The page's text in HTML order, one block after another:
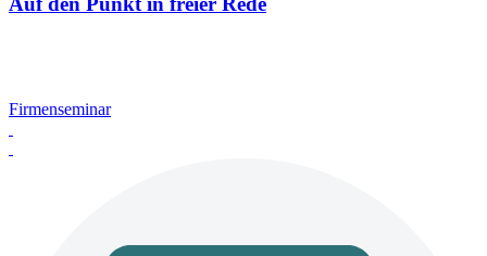
Firmenseminar